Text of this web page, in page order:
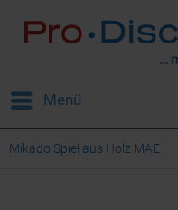
Menü
Mikado Spiel aus Holz MAE